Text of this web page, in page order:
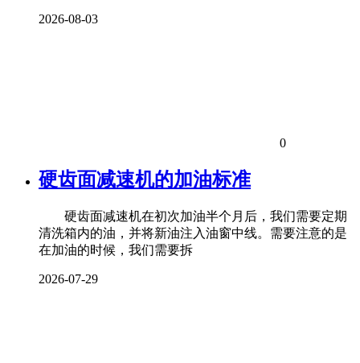
2026-08-03
0
硬齿面减速机的加油标准
硬齿面减速机在初次加油半个月后，我们需要定期
清洗箱内的油，并将新油注入油窗中线。需要注意的是
在加油的时候，我们需要拆
2026-07-29